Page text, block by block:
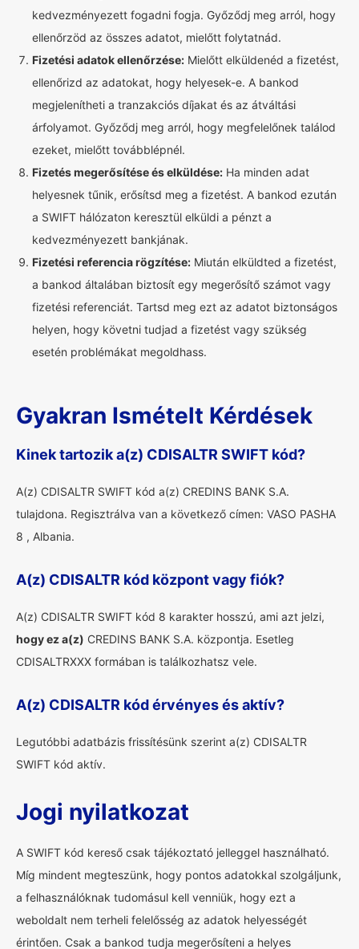
kedvezményezett fogadni fogja. Győződj meg arról, hogy
ellenőrzöd az összes adatot, mielőtt folytatnád.
Fizetési adatok ellenőrzése: Mielőtt elküldenéd a fizetést,
ellenőrizd az adatokat, hogy helyesek-e. A bankod
megjelenítheti a tranzakciós díjakat és az átváltási
árfolyamot. Győződj meg arról, hogy megfelelőnek találod
ezeket, mielőtt továbblépnél.
Fizetés megerősítése és elküldése: Ha minden adat
helyesnek tűnik, erősítsd meg a fizetést. A bankod ezután
a SWIFT hálózaton keresztül elküldi a pénzt a
kedvezményezett bankjának.
Fizetési referencia rögzítése: Miután elküldted a fizetést,
a bankod általában biztosít egy megerősítő számot vagy
fizetési referenciát. Tartsd meg ezt az adatot biztonságos
helyen, hogy követni tudjad a fizetést vagy szükség
esetén problémákat megoldhass.
Gyakran Ismételt Kérdések
Kinek tartozik a(z) CDISALTR SWIFT kód?
A(z) CDISALTR SWIFT kód a(z) CREDINS BANK S.A.
tulajdona. Regisztrálva van a következő címen: VASO PASHA
8 , Albania.
A(z) CDISALTR kód központ vagy fiók?
A(z) CDISALTR SWIFT kód 8 karakter hosszú, ami azt jelzi,
hogy ez a(z) CREDINS BANK S.A. központja. Esetleg
CDISALTRXXX formában is találkozhatsz vele.
A(z) CDISALTR kód érvényes és aktív?
Legutóbbi adatbázis frissítésünk szerint a(z) CDISALTR
SWIFT kód aktív.
Jogi nyilatkozat
A SWIFT kód kereső csak tájékoztató jelleggel használható.
Míg mindent megteszünk, hogy pontos adatokkal szolgáljunk,
a felhasználóknak tudomásul kell venniük, hogy ezt a
weboldalt nem terheli felelősség az adatok helyességét
érintően. Csak a bankod tudja megerősíteni a helyes